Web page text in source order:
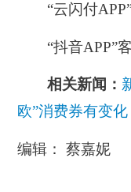
“云闪付APP”
“抖音APP”客
相关新闻：
欧”消费券有变化
编辑： 蔡嘉妮